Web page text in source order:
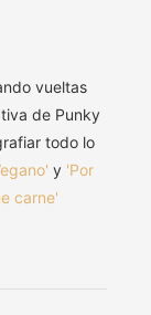
vueltas
de Punky
todo lo
y 'Por
carne'